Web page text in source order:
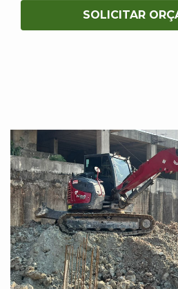
SOLICITAR